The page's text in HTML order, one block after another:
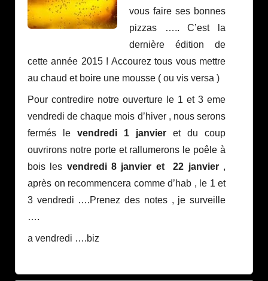
vous faire ses bonnes
pizzas ….. C’est la
dernière édition de
cette année 2015 ! Accourez tous vous mettre
au chaud et boire une mousse ( ou vis versa )
Pour contredire notre ouverture le 1 et 3 eme
vendredi de chaque mois d’hiver , nous serons
fermés le vendredi 1 janvier et du coup
ouvrirons notre porte et rallumerons le poêle à
bois les vendredi 8 janvier et 22 janvier,
après on recommencera comme d’hab , le 1 et
3 vendredi ….Prenez des notes , je surveille
….
a vendredi ….biz